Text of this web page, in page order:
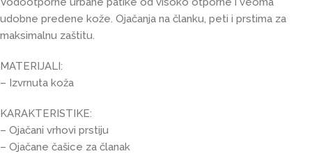
udobne predene kože. Ojačanja na članku, peti i prstima za
maksimalnu zaštitu.
MATERIJALI:
– Izvrnuta koža
KARAKTERISTIKE:
– Ojačani vrhovi prstiju
– Ojačane čašice za članak